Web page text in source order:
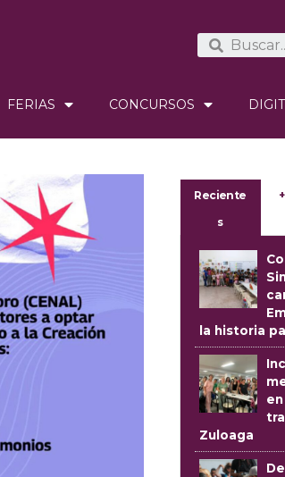
FERIAS CONCURSOS
Reciente
s
la historia
Zuloaga